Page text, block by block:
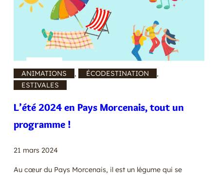
ANIMATIONS , ÉCODESTINATION
ESTIVALES
L’été 2024 en Pays Morcenais, tout un
programme !
21 mars 2024
Au cœur du Pays Morcenais, il est un légume qui se